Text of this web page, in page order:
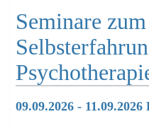
Seminare
09.09.2026 -